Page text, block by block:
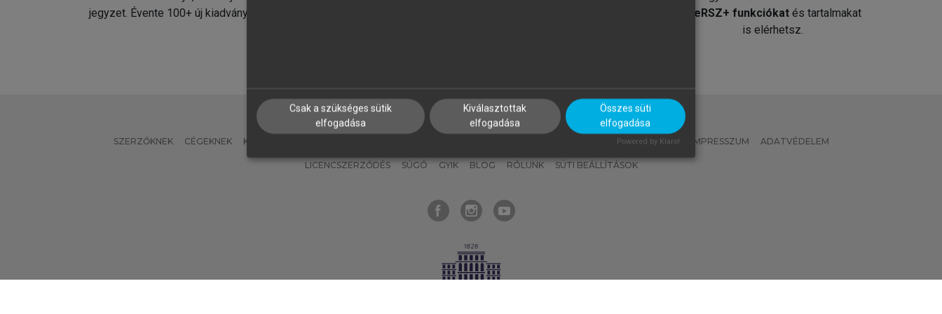
jegyzet. Évente 100+ új kiadvány.
MeRSZ+ funkciókat és tartalmakat
is elérhetsz.
SZERZŐKNEK CÉGEKNEK KÖNYVTÁROSOKNAK MI – ÁLTALÁNOS IRÁNYELVEK IMPRESSZUM ADATVÉDELEM
LICENCSZERZŐDÉS SÚGÓ GYIK BLOG RÓLUNK SÜTI BEÁLLÍTÁSOK
Csak a szükséges sütik
elfogadása
Kiválasztottak
elfogadása
Összes süti
elfogadása
Powered by Klaro!